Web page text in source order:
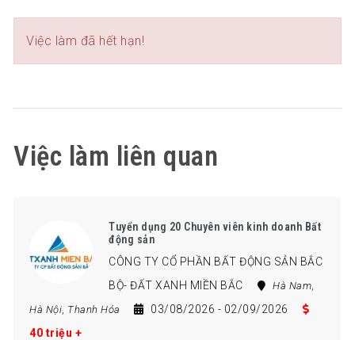
Việc làm đã hết hạn!
Việc làm liên quan
Tuyển dụng 20 Chuyên viên kinh doanh Bất
động sản
CÔNG TY CỔ PHẦN BẤT ĐỘNG SẢN BẮC
BỘ- ĐẤT XANH MIỀN BẮC
Hà Nam
Hà Nội Thanh Hóa 03/08/2026 - 02/09/2026
40 triệu +